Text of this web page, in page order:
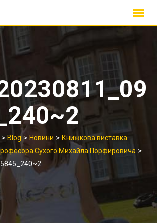
> Blog > Новини > Книжкова виставка
Сухого Михайла Порфировича >